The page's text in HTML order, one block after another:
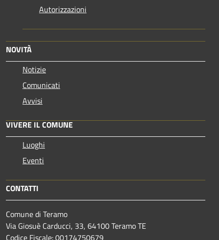
Autorizzazioni
NOVITÀ
Notizie
Comunicati
Avvisi
VIVERE IL COMUNE
Luoghi
Eventi
CONTATTI
Comune di Teramo
Via Giosuè Carducci, 33, 64100 Teramo TE
Codice Fiscale: 00174750679